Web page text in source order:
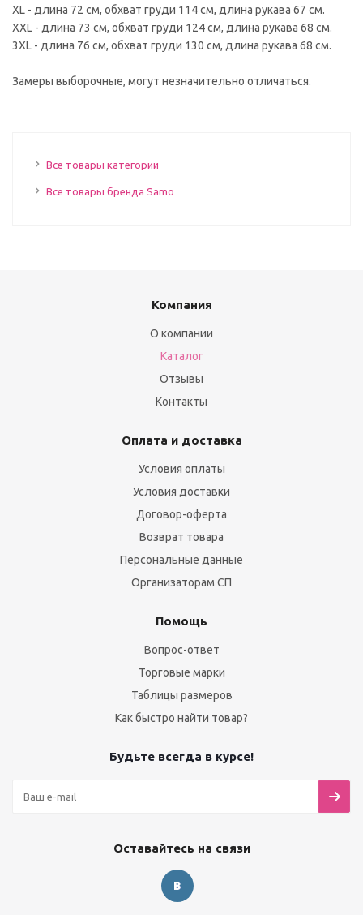
ХL - длина 72 см, обхват груди 114 см, длина рукава 67 см.
ХХL - длина 73 см, обхват груди 124 см, длина рукава 68 см.
3ХL - длина 76 см, обхват груди 130 см, длина рукава 68 см.
Замеры выборочные, могут незначительно отличаться.
Все товары категории
Все товары бренда Samo
Компания
О компании
Каталог
Отзывы
Контакты
Оплата и доставка
Условия оплаты
Условия доставки
Договор-оферта
Возврат товара
Персональные данные
Организаторам СП
Помощь
Вопрос-ответ
Торговые марки
Таблицы размеров
Как быстро найти товар?
Будьте всегда в курсе!
Оставайтесь на связи